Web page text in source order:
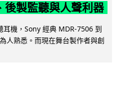
後製監聽與人聲利器
機，Sony 經典 MDR-7506 到
人熟悉。而現在舞台製作者與創